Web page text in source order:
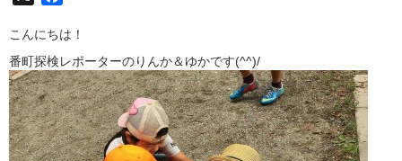
こんにちは！
番町探検レポーターのりんか＆ゆかです(^^)/